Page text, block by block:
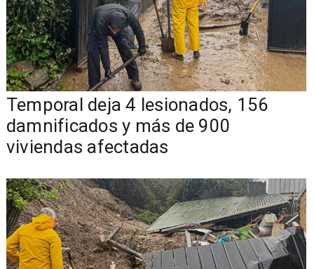
Temporal deja 4 lesionados, 156
damnificados y más de 900
viviendas afectadas